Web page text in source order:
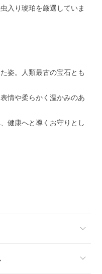
入り琥珀を厳選していま
姿。人類最古の宝石とも
情や柔らかく温かみのあ
健康へと導くお守りとし